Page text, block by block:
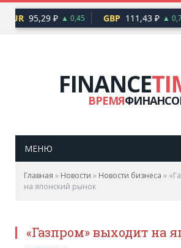
EUR 95,29 ₽ ▲ 0,45 GBP 111,43 ₽ ▲
FINANCE
ВРЕМЯ
МЕНЮ
Главная » Новости » Новости бизнеса »
на японский рынок
«Газпром» выходит на